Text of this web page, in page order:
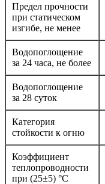
Предел прочности
при статическом
изгибе, не менее
Водопоглощение
за 24 часа, не более
Водопоглощение
за 28 суток
Категория
стойкости к огню
Коэффициент
теплопроводности
при (25±5) °С